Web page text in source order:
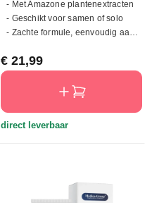
- Met Amazone plantenextracten
- Geschikt voor samen of solo
- Zachte formule, eenvoudig aan te brengen
Normale prijs:
€ 21,99
direct leverbaar